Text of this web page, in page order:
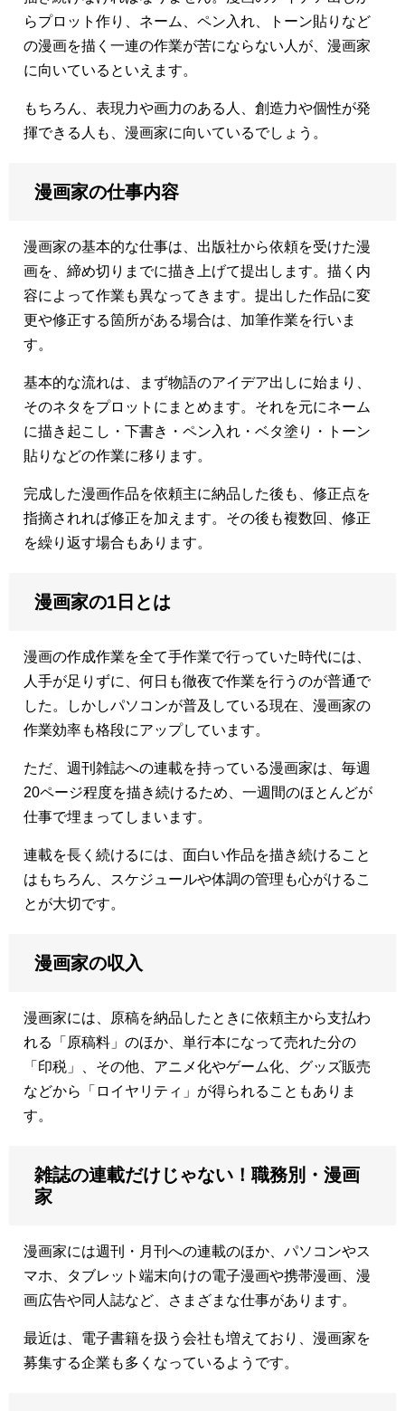
らプロット作り、ネーム、ペン入れ、トーン貼りなど
の漫画を描く一連の作業が苦にならない人が、漫画家
に向いているといえます。
もちろん、表現力や画力のある人、創造力や個性が発
揮できる人も、漫画家に向いているでしょう。
漫画家の仕事内容
漫画家の基本的な仕事は、出版社から依頼を受けた漫
画を、締め切りまでに描き上げて提出します。描く内
容によって作業も異なってきます。提出した作品に変
更や修正する箇所がある場合は、加筆作業を行いま
す。
基本的な流れは、まず物語のアイデア出しに始まり、
そのネタをプロットにまとめます。それを元にネーム
に描き起こし・下書き・ペン入れ・ベタ塗り・トーン
貼りなどの作業に移ります。
完成した漫画作品を依頼主に納品した後も、修正点を
指摘されれば修正を加えます。その後も複数回、修正
を繰り返す場合もあります。
漫画家の1日とは
漫画の作成作業を全て手作業で行っていた時代には、
人手が足りずに、何日も徹夜で作業を行うのが普通で
した。しかしパソコンが普及している現在、漫画家の
作業効率も格段にアップしています。
ただ、週刊雑誌への連載を持っている漫画家は、毎週
20ページ程度を描き続けるため、一週間のほとんどが
仕事で埋まってしまいます。
連載を長く続けるには、面白い作品を描き続けること
はもちろん、スケジュールや体調の管理も心がけるこ
とが大切です。
漫画家の収入
漫画家には、原稿を納品したときに依頼主から支払わ
れる「原稿料」のほか、単行本になって売れた分の
「印税」、その他、アニメ化やゲーム化、グッズ販売
などから「ロイヤリティ」が得られることもありま
す。
雑誌の連載だけじゃない！職務別・漫画
家
漫画家には週刊・月刊への連載のほか、パソコンやス
マホ、タブレット端末向けの電子漫画や携帯漫画、漫
画広告や同人誌など、さまざまな仕事があります。
最近は、電子書籍を扱う会社も増えており、漫画家を
募集する企業も多くなっているようです。